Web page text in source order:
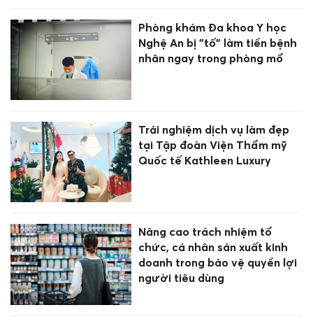
Phòng khám Đa khoa Y học
Nghệ An bị "tố" làm tiền bệnh
nhân ngay trong phòng mổ
Trải nghiệm dịch vụ làm đẹp
tại Tập đoàn Viện Thẩm mỹ
Quốc tế Kathleen Luxury
Nâng cao trách nhiệm tổ
chức, cá nhân sản xuất kinh
doanh trong bảo vệ quyền lợi
người tiêu dùng